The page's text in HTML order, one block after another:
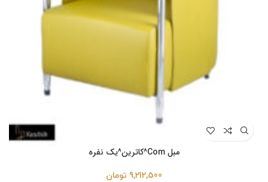
مبل Com^کاترین^یک نفره
9,212,500 تومان